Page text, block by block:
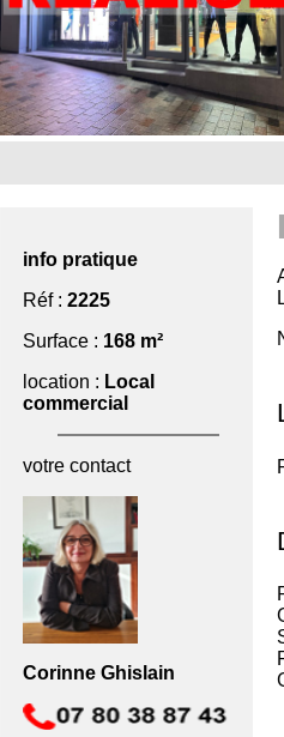
info pratique
Réf :2225
Surface : 168 m²
location : Local
commercial
votre contact
Corinne Ghislain